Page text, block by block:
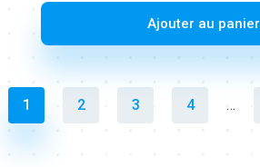
Ajouter au panier
1 2 3 4 …